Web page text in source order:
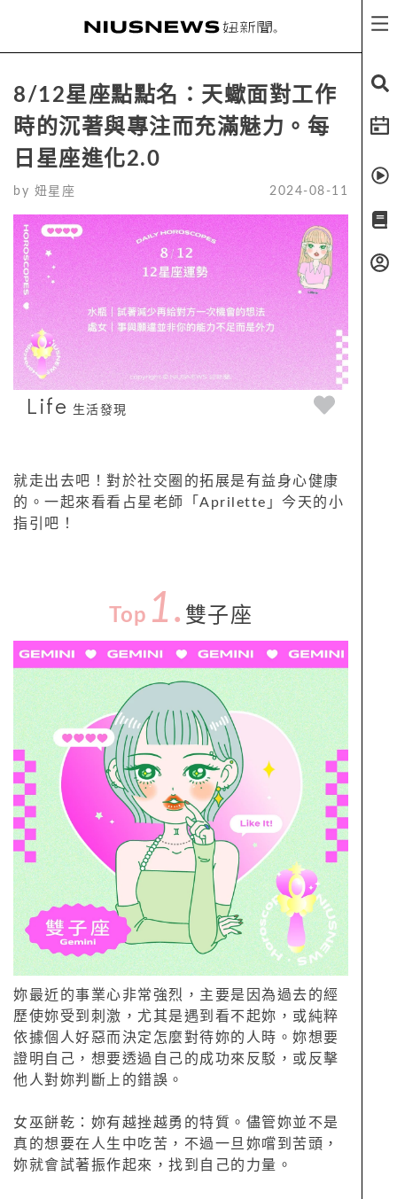
8/12星座點點名：天蠍面對工作
時的沉著與專注而充滿魅力。每
日星座進化2.0
by 妞星座 2024-08-11
Life 生活發現
就走出去吧！對於社交圈的拓展是有益身心健康
的。一起來看看占星老師「Aprilette」今天的小
指引吧！
Top 1. 雙子座
妳最近的事業心非常強烈，主要是因為過去的經
歷使妳受到刺激，尤其是遇到看不起妳，或純粹
依據個人好惡而決定怎麼對待妳的人時。妳想要
證明自己，想要透過自己的成功來反駁，或反擊
他人對妳判斷上的錯誤。
女巫餅乾：妳有越挫越勇的特質。儘管妳並不是
真的想要在人生中吃苦，不過一旦妳嚐到苦頭，
妳就會試著振作起來，找到自己的力量。